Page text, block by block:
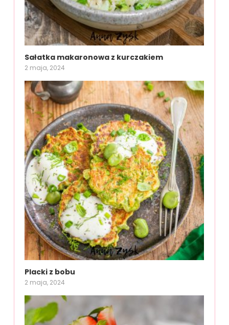
Sałatka makaronowa z kurczakiem
2 maja, 2024
Placki z bobu
2 maja, 2024